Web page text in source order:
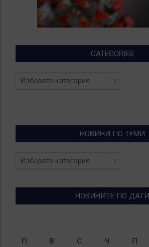
CATEGORIES
Categories
НОВИНИ ПО ТЕМИ
Новини
НОВИНИТЕ ПО ДАТИ
П
В С Ч П